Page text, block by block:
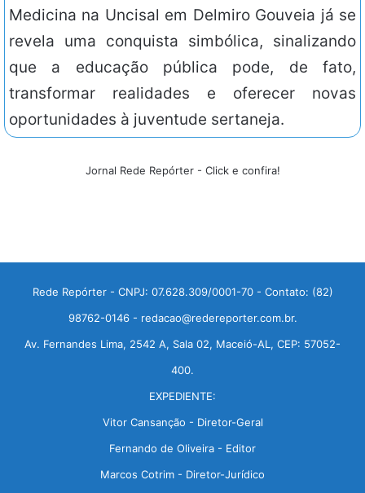
Medicina na Uncisal em Delmiro Gouveia já se
revela uma conquista simbólica, sinalizando
que a educação pública pode, de fato,
transformar realidades e oferecer novas
oportunidades à juventude sertaneja.
Jornal Rede Repórter - Click e confira!
Rede Repórter - CNPJ: 07.628.309/0001-70 - Contato: (82)
98762-0146 - redacao@redereporter.com.br.
Av. Fernandes Lima, 2542 A, Sala 02, Maceió-AL, CEP: 57052-
400.
EXPEDIENTE:
Vitor Cansanção - Diretor-Geral
Fernando de Oliveira - Editor
Marcos Cotrim - Diretor-Jurídico